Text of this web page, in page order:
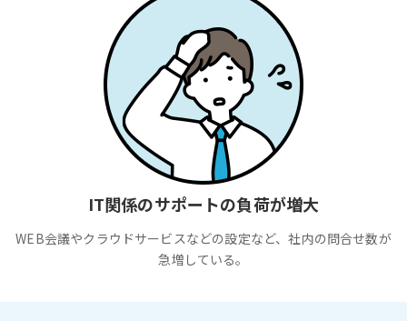
IT関係のサポートの負荷が増大
WEB会議やクラウドサービスなどの設定など、社内の問合せ数が
急増している。